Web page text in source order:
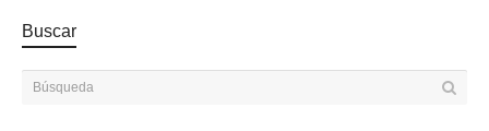
Buscar